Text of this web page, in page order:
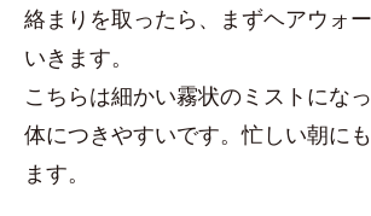
絡まりを取ったら、まずヘアウォ
いきます。
こちらは細かい霧状のミストにな
体につきやすいです。忙しい朝に
ます。